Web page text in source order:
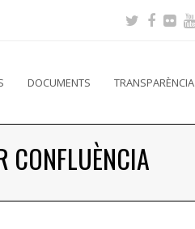
DOCUMENTS TRANSPARÈNCIA
CONFLUÈNCIA